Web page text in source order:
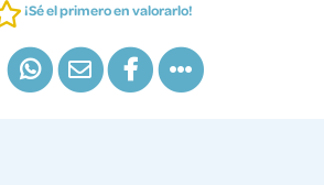
¡Sé el primero en valorarlo!